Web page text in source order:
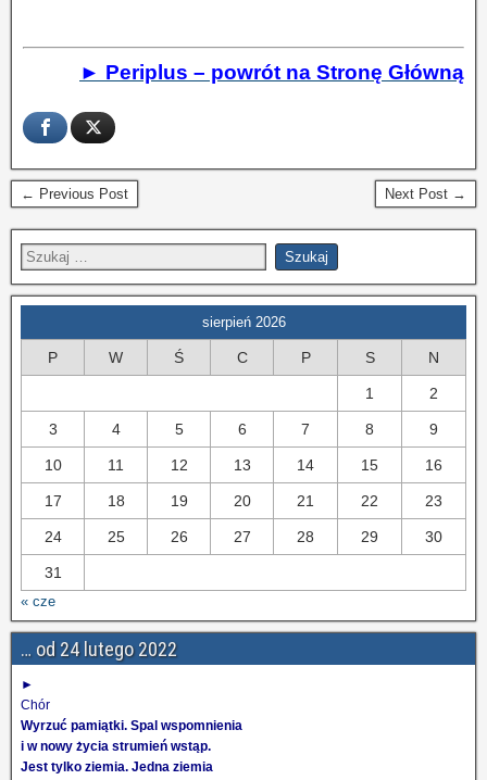
► Periplus – powrót na Stronę Główną
← Previous Post Next Post →
sierpień 2026
P W Ś C P S N
1 2
3 4 5 6 7 8 9
10 11 12 13 14 15 16
17 18 19 20 21 22 23
24 25 26 27 28 29 30
31
« cze
… od 24 lutego 2022
►
Chór
Wyrzuć pamiątki. Spal wspomnienia
i w nowy życia strumień wstąp.
Jest tylko ziemia. Jedna ziemia